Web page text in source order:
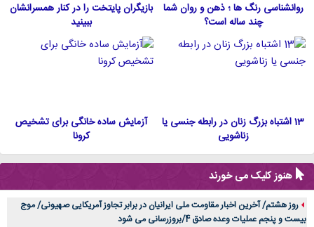
روانشناسی رنگ ها ؛ ذهن و روان شما
چند ساله است؟
بازیگران پایتخت را در کنار همسرانشان
ببینید
13 اشتباه بزرگ زنان در رابطه جنسی یا
زناشویی
آزمایش ساده خانگی برای تشخیص
کرونا
هنوز کلیک می خورند
روز هشتم/ آخرین اخبار مقاومت ملی ایرانیان در برابر تجاوز آمریکایی صهیونی/ موج
بیست و پنجم عملیات وعده صادق 4/بروزرسانی می شود